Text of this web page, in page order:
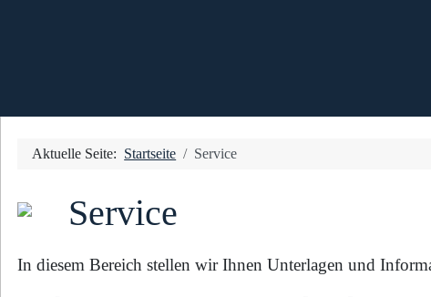
Aktuelle Seite: Startseite Service
Service
In diesem Bereich stellen wir Ihnen Unterlagen und